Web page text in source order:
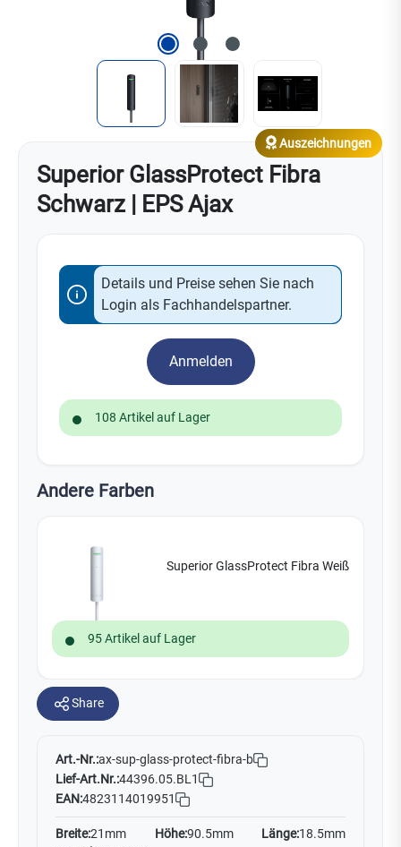
Superior GlassProtect Fibra
Schwarz | EPS Ajax
Auszeichnungen
Details und Preise sehen Sie nach
Login als Fachhandelspartner.
Anmelden
108 Artikel auf Lager
Andere Farben
Superior GlassProtect Fibra Weiß
95 Artikel auf Lager
Share
Art.-Nr.:ax-sup-glass-protect-fibra-b
Lief-Art.Nr.:44396.05.BL1
EAN:4823114019951
Breite:21mm Höhe:90.5mm Länge:18.5mm